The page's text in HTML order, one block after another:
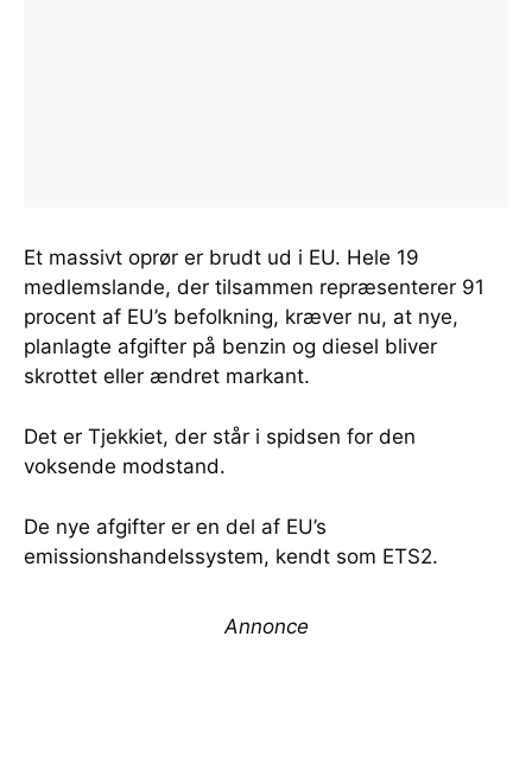
Et massivt oprør er brudt ud i EU. Hele 19
medlemslande, der tilsammen repræsenterer 91
procent af EU’s befolkning, kræver nu, at nye,
planlagte afgifter på benzin og diesel bliver
skrottet eller ændret markant.
Det er Tjekkiet, der står i spidsen for den
voksende modstand.
De nye afgifter er en del af EU’s
emissionshandelssystem, kendt som ETS2.
Annonce